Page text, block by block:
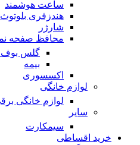
ساعت هوشمند
هندزفری بلوتوث
شارژر
محافظ صفحه
گلس بوف
بیمه
اکسسوری
لوازم خانگی
لوازم خانگی
سایر
سیمکارت
خرید اقساطی